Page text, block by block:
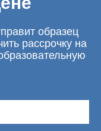
образец
рассрочку на